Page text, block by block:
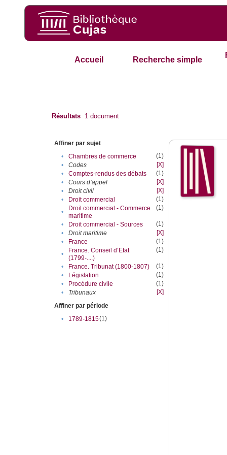
Accueil Recherche simple
Résultats 1 document
Affiner par sujet
•
Chambres de commerce
(1)
•
Codes
[X]
•
Comptes-rendus des débats
(1)
•
Cours d’appel
[X]
•
Droit civil
[X]
•
Droit commercial
(1)
•
Droit commercial - Commerce
maritime
(1)
• Droit commercial - Sources
(1)
•
Droit maritime
[X]
•
France
(1)
•
France. Conseil d’Etat
(1799-....)
(1)
• France. Tribunat (1800-1807)
(1)
•
Législation
(1)
•
Procédure civile
(1)
•
Tribunaux
[X]
Affiner par période
•
1789-1815(1)